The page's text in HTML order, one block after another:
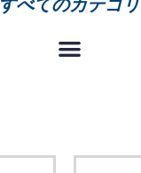
すべてのカテゴリ